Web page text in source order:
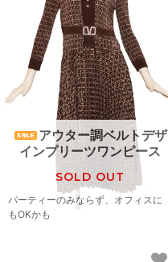
アウター調ベルトデザ
インプリーツワンピース
SOLD OUT
パーティーのみならず、オフィスに
もOKかも